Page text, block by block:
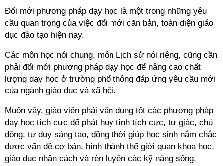
Đổi mới phương pháp dạy học là một trong những yêu
cầu quan trọng của việc đổi mới căn bản, toàn diện giáo
dục đào tạo hiện nay.
Các môn học nói chung, môn Lịch sử nói riêng, cũng cần
phải đổi mới phương pháp dạy học để nâng cao chất
lượng dạy học ở trường phổ thông đáp ứng yêu cầu mới
của ngành giáo dục và xã hội.
Muốn vậy, giáo viên phải vận dụng tốt các phương pháp
dạy học tích cực để phát huy tính tích cực, tự giác, chủ
động, tư duy sáng tạo, đồng thời giúp học sinh nắm chắc
được vấn đề cơ bản, hình thành thế giới quan khoa học,
giáo dục nhân cách và rèn luyện các kỹ năng sống.